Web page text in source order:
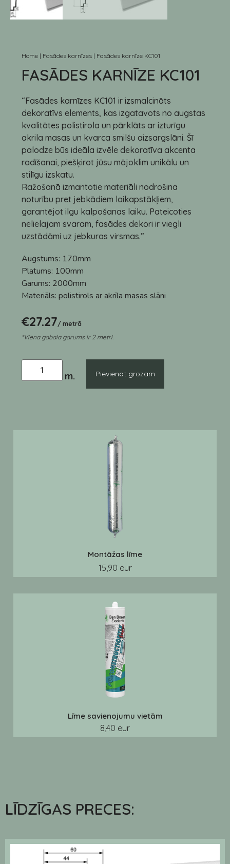
Home | Fasādes karnīzes | Fasādes karnīze KC101
FASĀDES KARNĪZE KC101
“Fasādes karnīzes KC101 ir izsmalcināts
dekoratīvs elements, kas izgatavots no augstas
kvalitātes polistirola un pārklāts ar izturīgu
akrila masas un kvarca smilšu aizsargslāni. Šī
palodze būs ideāla izvēle dekoratīva akcenta
radīšanai, piešķirot jūsu mājoklim unikālu un
stilīgu izskatu.
Ražošanā izmantotie materiāli nodrošina
noturību pret jebkādiem laikapstākļiem,
garantējot ilgu kalpošanas laiku. Pateicoties
nelielajam svaram, fasādes dekori ir viegli
uzstādāmi uz jebkuras virsmas.”
Augstums: 170mm
Platums: 100mm
Garums: 2000mm
Materiāls: polistirols ar akrīla masas slāni
€27.27/ metrā
*Viena gabala garums ir 2 metri.
Pievienot grozam
Montāžas līme
15,90 eur
Līme savienojumu vietām
8,40 eur
LĪDZĪGAS PRECES: